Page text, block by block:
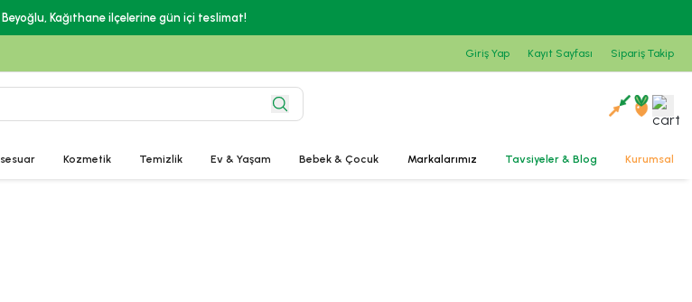
Beyoğlu, Kağıthane ilçelerine gün içi teslimat!
Giriş Yap Kayıt Sayfası Sipariş Takip
Kozmetik Temizlik Ev & Yaşam Bebek & Çocuk Markalarımız Tavsiyeler & Blog Kurumsal